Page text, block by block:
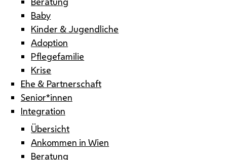
Baby
Kinder & Jugendliche
Adoption
Pflegefamilie
Krise
Ehe & Partnerschaft
Senior*innen
Integration
Übersicht
Ankommen in Wien
Beratung